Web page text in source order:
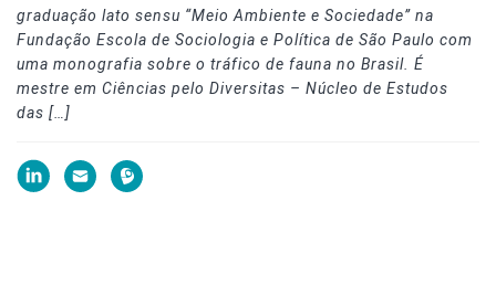
graduação lato sensu “Meio Ambiente e Sociedade” na
Fundação Escola de Sociologia e Política de São Paulo com
uma monografia sobre o tráfico de fauna no Brasil. É
mestre em Ciências pelo Diversitas – Núcleo de Estudos
das […]